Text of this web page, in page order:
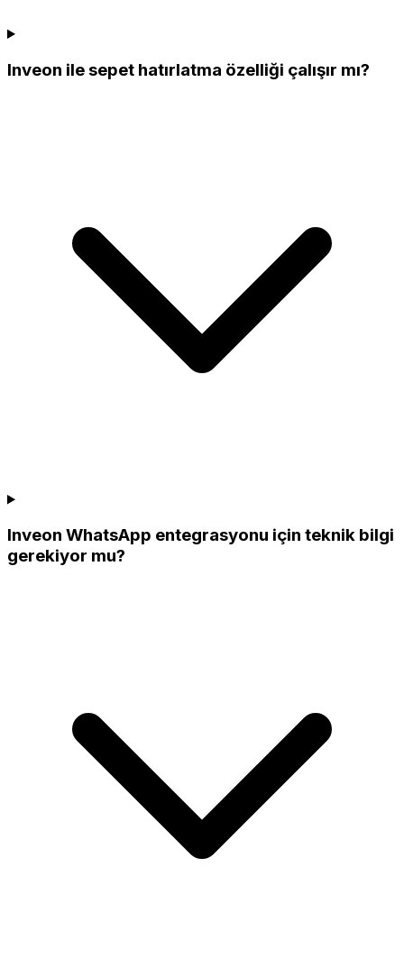
Inveon ile sepet hatırlatma özelliği çalışır mı?
Inveon WhatsApp entegrasyonu için teknik bilgi
gerekiyor mu?